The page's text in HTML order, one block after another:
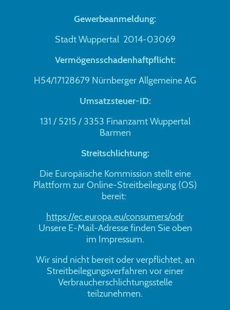
Gewerbeanmeldung:
Stadt Wuppertal 2014-03069
Vermögensschadenhaftpflicht:
H54/17128679 Nürnberger Allgemeine AG
Umsatzsteuer-ID:
131 / 5215 / 3353 Finanzamt Wuppertal
Barmen
Streitschlichtung:
Die Europäische Kommission stellt eine
Plattform zur Online-Streitbeilegung (OS)
bereit:
https://ec.europa.eu/consumers/odr
Unsere E-Mail-Adresse finden Sie oben
im Impressum.
Wir sind nicht bereit oder verpflichtet, an
Streitbeilegungsverfahren vor einer
Verbraucherschlichtungsstelle
teilzunehmen.